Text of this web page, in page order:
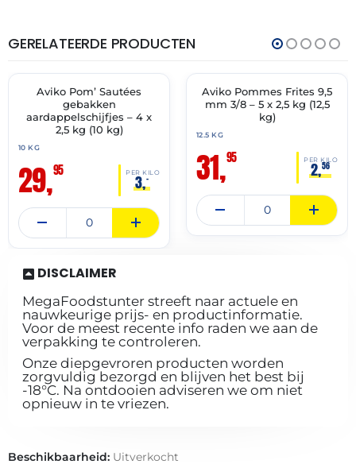
GERELATEERDE PRODUCTEN
✓ VAST ASSORTIMENT
THT:
15-
Aviko Pom’ Sautées
gebakken
aardappelschijfjes – 4 x
2,5 kg (10 kg)
10 KG
29,95 PER KILO
3,–
✓ VAST ASSORTIMENT
Aviko Pommes Frites 9,5
mm 3/8 – 5 x 2,5 kg (12,5
kg)
12.5 KG
31,95 PER KILO
2,56
DISCLAIMER
MegaFoodstunter streeft naar actuele en
nauwkeurige prijs- en productinformatie.
Voor de meest recente info raden we aan de
verpakking te controleren.
Onze diepgevroren producten worden
zorgvuldig bezorgd en blijven het best bij
-18°C. Na ontdooien adviseren we om niet
opnieuw in te vriezen.
Beschikbaarheid: Uitverkocht